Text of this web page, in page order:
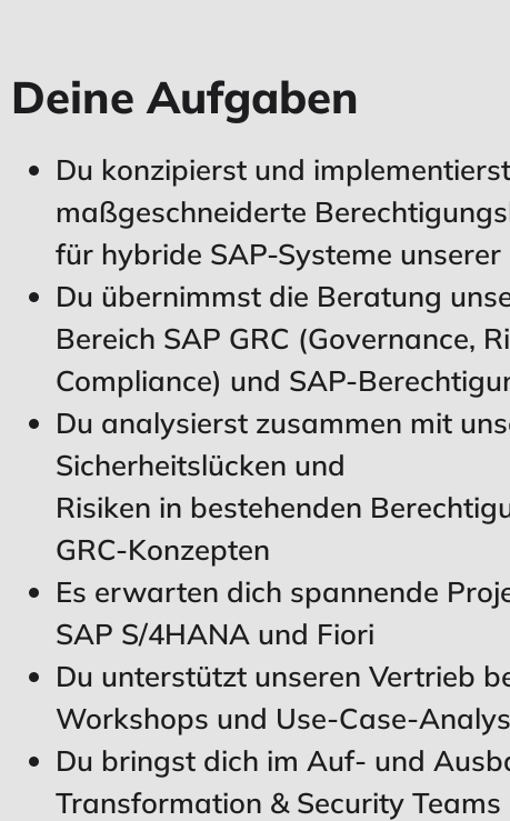
Deine Aufgaben
Du konzipierst und implementierst
maßgeschneiderte
für hybride SAP-Systeme unserer
Du übernimmst die Beratung
Bereich SAP GRC (Governance,
Compliance) und SAP-
Du analysierst zusammen mit
Sicherheitslücken und
Risiken in bestehenden
GRC-Konzepten
Es erwarten dich spannende
SAP S/4HANA und Fiori
Du unterstützt unseren Vertrieb
Workshops und Use-Case-
Du bringst dich im Auf- und
Transformation & Security Teams